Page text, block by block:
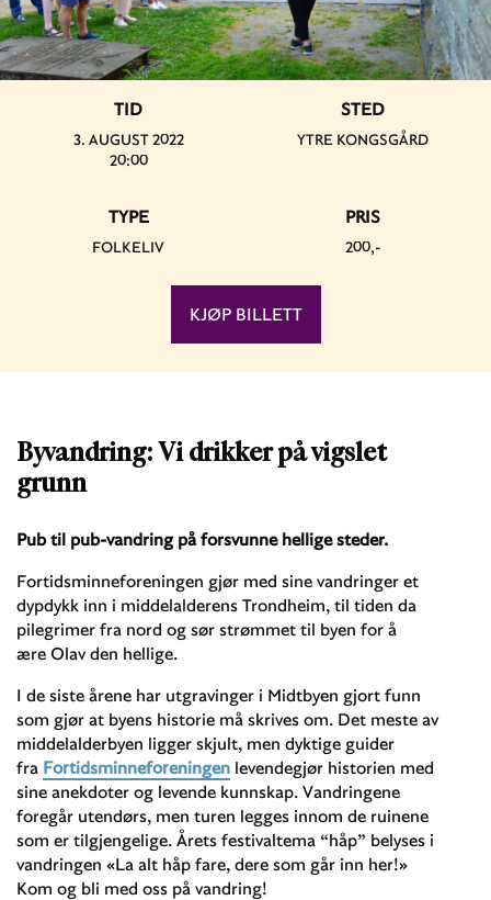
Byvandring: Vi drikker på vigslet
grunn
Pub til pub-vandring på forsvunne hellige steder.
Fortidsminneforeningen gjør med sine vandringer et
dypdykk inn i middelalderens Trondheim, til tiden da
pilegrimer fra nord og sør strømmet til byen for å
ære Olav den hellige.
I de siste årene har utgravinger i Midtbyen gjort funn
som gjør at byens historie må skrives om. Det meste av
middelalderbyen ligger skjult, men dyktige guider
fra Fortidsminneforeningen levendegjør historien med
sine anekdoter og levende kunnskap. Vandringene
foregår utendørs, men turen legges innom de ruinene
som er tilgjengelige. Årets festivaltema “håp” belyses i
vandringen «La alt håp fare, dere som går inn her!»
Kom og bli med oss på vandring!
TID
3. AUGUST 2022
20:00
STED
YTRE KONGSGÅRD
TYPE
FOLKELIV
PRIS
200,-
KJØP BILLETT